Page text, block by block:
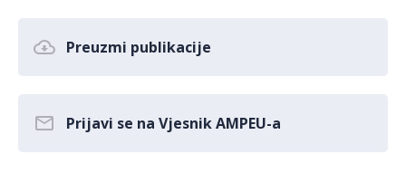
Preuzmi publikacije
Prijavi se na Vjesnik AMPEU-a